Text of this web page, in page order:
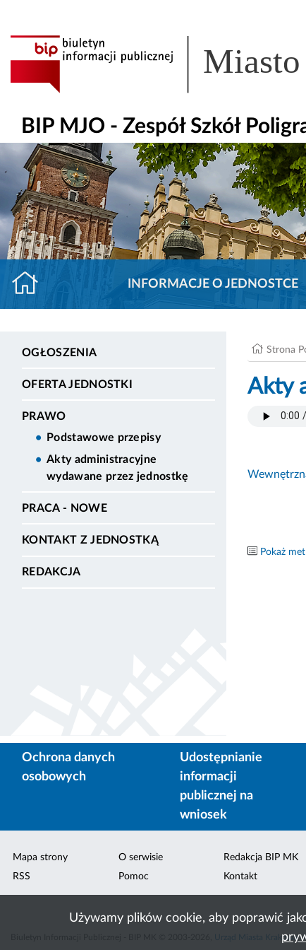
Używamy plików cookie, aby poprawić
BIP MJO - Zespół Szkół
INFORMACJE O JEDNOSTCE
OGŁOSZENIA
OFERTA JEDNOSTKI
PRAWO
Podstawowe przepisy
Akty administracyjne
wydawane przez jednostkę
PRACA - NOWE
KONTAKT Z JEDNOSTKĄ
REDAKCJA
Strona
Akty
Pokaż
Ochrona danych
osobowych
Udostępnianie
informacji
publicznej na
wniosek
Mapa strony
RSS
O serwisie
Pomoc
Redakcja BIP MK
Kontakt
Urząd Miasta Krakowa,